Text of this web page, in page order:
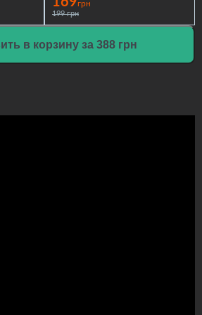
грн
199 грн
в корзину за 388 грн